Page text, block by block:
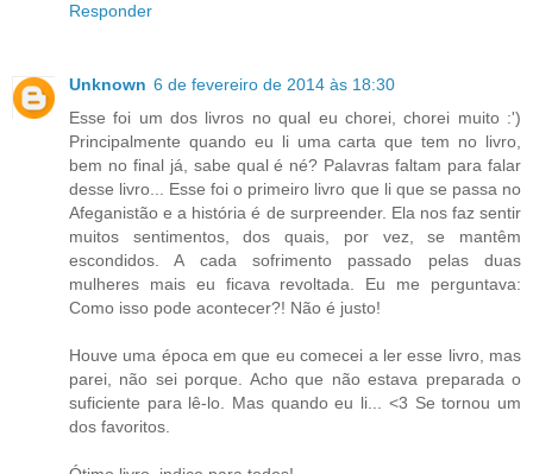
Responder
Unknown 6 de fevereiro de 2014 às 18:30
Esse foi um dos livros no qual eu chorei, chorei muito :')
Principalmente quando eu li uma carta que tem no livro,
bem no final já, sabe qual é né? Palavras faltam para falar
desse livro... Esse foi o primeiro livro que li que se passa no
Afeganistão e a história é de surpreender. Ela nos faz sentir
muitos sentimentos, dos quais, por vez, se mantêm
escondidos. A cada sofrimento passado pelas duas
mulheres mais eu ficava revoltada. Eu me perguntava:
Como isso pode acontecer?! Não é justo!
Houve uma época em que eu comecei a ler esse livro, mas
parei, não sei porque. Acho que não estava preparada o
suficiente para lê-lo. Mas quando eu li... <3 Se tornou um
dos favoritos.